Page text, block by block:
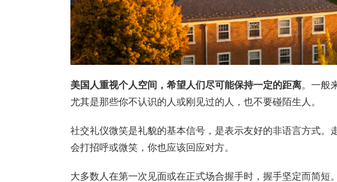
美国人重视个人空间，希望人们尽可能保持一定的距离。一般
尤其是那些你不认识的人或刚见过的人，也不要碰陌生人。
社交礼仪微笑是礼貌的基本信号，是表示友好的非语言方式。
会打招呼或微笑，你也应该回应对方。
大多数人在第一次见面或在正式场合握手时，握手坚定而简短。